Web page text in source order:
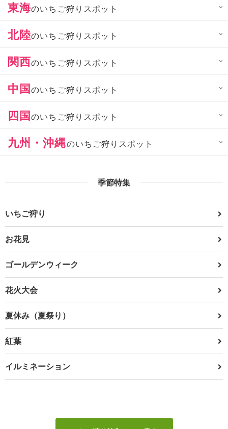
東海のいちご狩りスポット
北陸のいちご狩りスポット
関西のいちご狩りスポット
中国のいちご狩りスポット
四国のいちご狩りスポット
九州・沖縄のいちご狩りスポット
季節特集
いちご狩り
お花見
ゴールデンウィーク
花火大会
夏休み（夏祭り）
紅葉
イルミネーション